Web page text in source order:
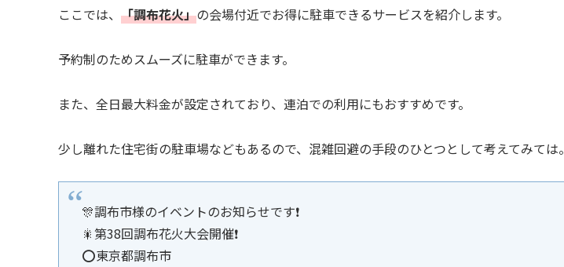
ここでは、 「調布花火」の会場付近でお得に駐車できるサービスを紹介します。
予約制のためスムーズに駐車ができます。
また、全日最大料金が設定されており、連泊での利用にもおすすめです。
少し離れた住宅街の駐車場などもあるので、混雑回避の手段のひとつとして考えてみては。
🎊調布市様のイベントのお知らせです❗️
🎇第38回調布花火大会開催❗️
⭕️東京都調布市